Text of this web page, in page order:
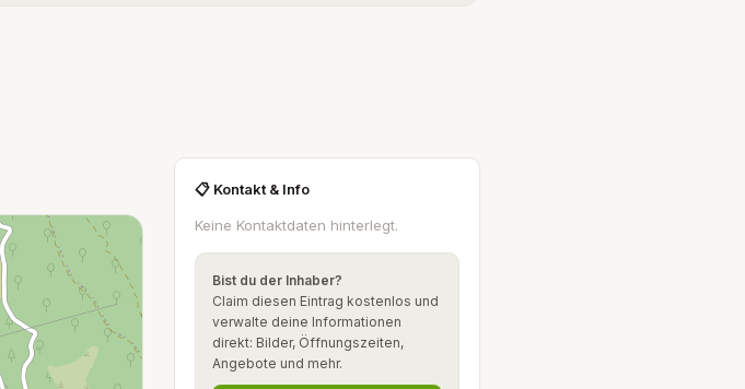
📋 Kontakt & Info
Keine Kontaktdaten hinterlegt.
Bist du der Inhaber?
Claim diesen Eintrag kostenlos und
verwalte deine Informationen
direkt: Bilder, Öffnungszeiten,
Angebote und mehr.